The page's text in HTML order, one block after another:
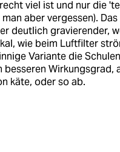
viel ist und nur die
aber vergessen).
deutlich gravierender,
wie beim Luftfilter
Variante die
Wirkungsgrad,
käte, oder so ab.